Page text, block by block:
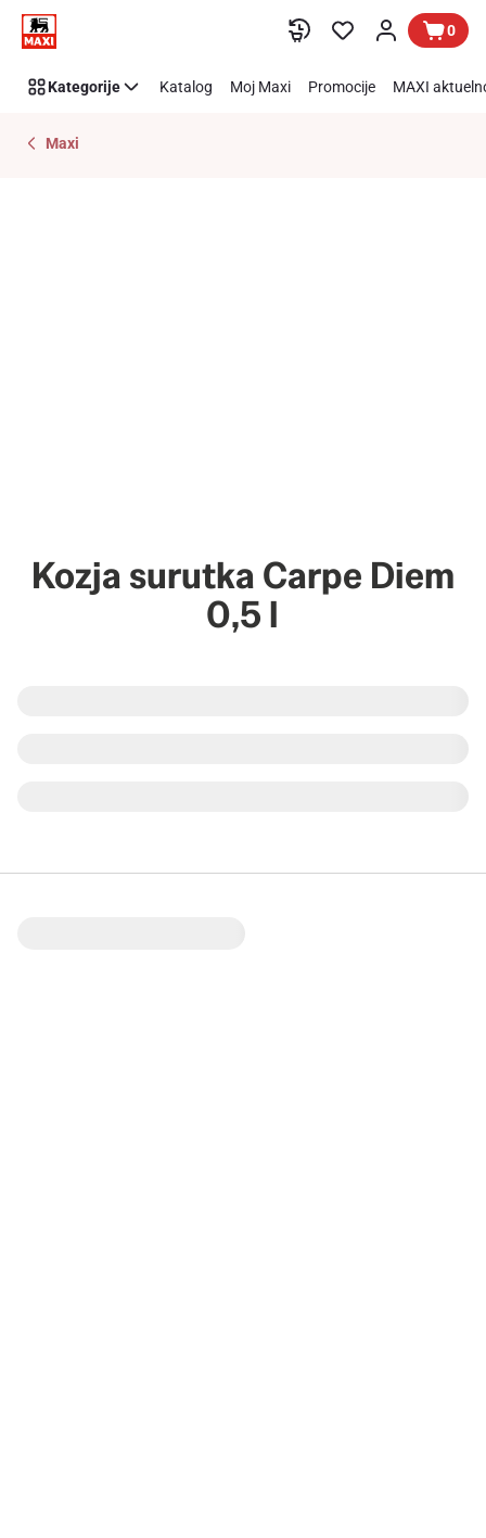
Preskoči link 0
Kategorije Katalog Moj Maxi Promocije MAXI
Maxi
Kozja surutka Carpe Diem
0,5 l